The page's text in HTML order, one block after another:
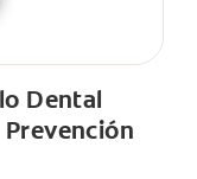
Dental